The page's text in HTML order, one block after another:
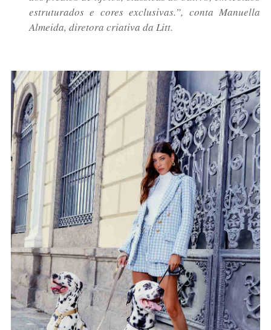
estruturados e cores exclusivas.”, conta Manuella
Almeida, diretora criativa da Litt.